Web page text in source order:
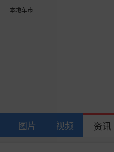
本地车市
图片 视频 资讯